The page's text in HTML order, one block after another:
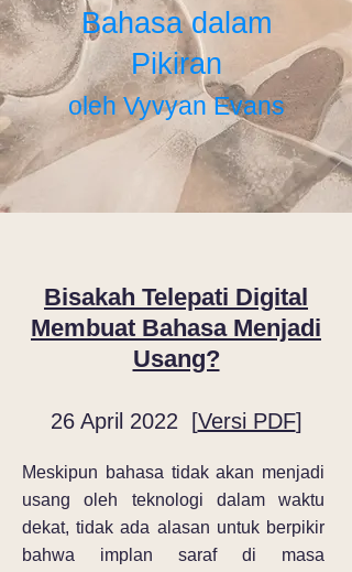
Bahasa dalam
Pikiran
oleh Vyvyan Evans
Bisakah Telepati Digital
Membuat Bahasa Menjadi
Usang?
26 April 2022 [Versi PDF]
Meskipun bahasa tidak akan menjadi
usang oleh teknologi dalam waktu
dekat, tidak ada alasan untuk berpikir
bahwa implan saraf di masa